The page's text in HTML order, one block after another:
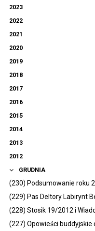
2023
2022
2021
2020
2019
2018
2017
2016
2015
2014
2013
2012
GRUDNIA
(230) Podsumowanie roku
(229) Pas Deltory Labirynt
(228) Stosik 19/2012 i
(227) Opowieści buddyjskie